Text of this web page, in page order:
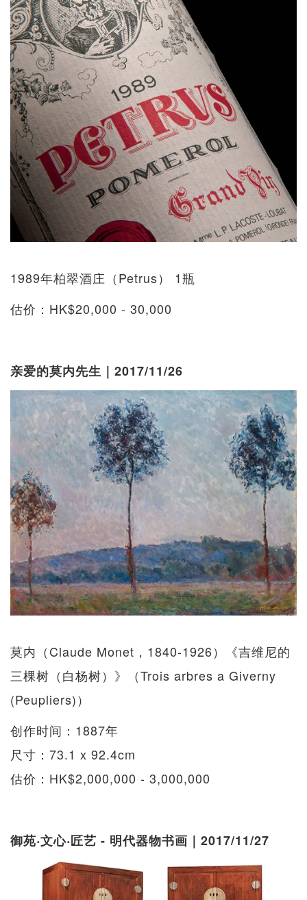
1989年柏翠酒庄（Petrus） 1瓶
估价：HK$20,000 - 30,000
亲爱的莫内先生｜2017/11/26
莫内（Claude Monet，1840-1926）《吉维尼的
三棵树（白杨树）》（Trois arbres a Giverny
(Peupliers)）
创作时间：1887年
尺寸：73.1 x 92.4cm
估价：HK$2,000,000 - 3,000,000
御苑‧文心‧匠艺 - 明代器物书画｜2017/11/27